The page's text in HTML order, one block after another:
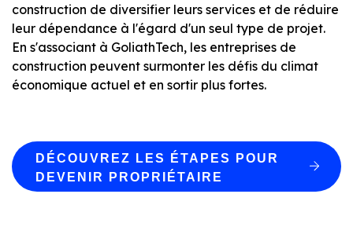
construction de diversifier leurs services et de réduire
leur dépendance à l'égard d'un seul type de projet.
En s'associant à GoliathTech, les entreprises de
construction peuvent surmonter les défis du climat
économique actuel et en sortir plus fortes.
DÉCOUVREZ LES ÉTAPES POUR
DEVENIR PROPRIÉTAIRE